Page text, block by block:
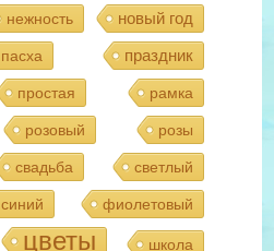
нежность новый год
пасха
праздник
простая рамка
розовый розы
свадьба светлый
синий фиолетовый
цветы школа